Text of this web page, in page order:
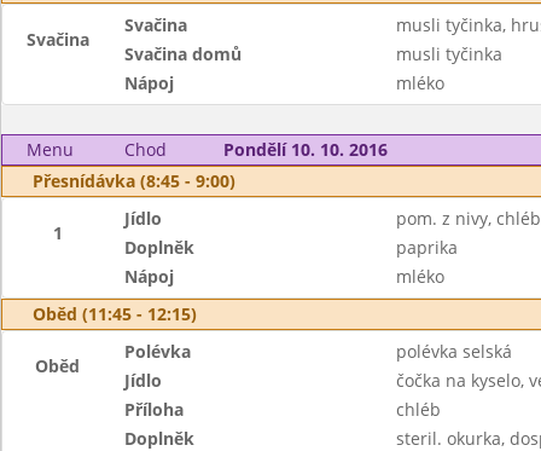
Svačina
Svačina
musli tyčinka,
Svačina domů
musli tyčinka
Nápoj
mléko
Menu Chod
Pondělí 10. 10. 2016
Přesnídávka (8:45 - 9:00)
1
Jídlo
pom. z nivy,
Doplněk
paprika
Nápoj
mléko
Oběd (11:45 - 12:15)
Oběd
Polévka
polévka selská
Jídlo
čočka na kyselo,
Příloha
chléb
Doplněk
steril. okurka,